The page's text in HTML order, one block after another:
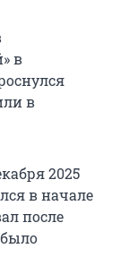
в
в
2025
в начале
после